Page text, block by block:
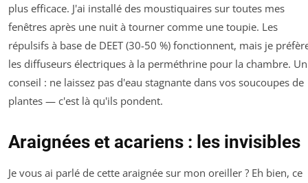
plus efficace. J'ai installé des moustiquaires sur toutes mes
fenêtres après une nuit à tourner comme une toupie. Les
répulsifs à base de DEET (30-50 %) fonctionnent, mais je
les diffuseurs électriques à la perméthrine pour la chambre. Un
conseil : ne laissez pas d'eau stagnante dans vos soucoupes de
plantes — c'est là qu'ils pondent.
Araignées et acariens : les invisibles
Je vous ai parlé de cette araignée sur mon oreiller ? Eh bien, ce